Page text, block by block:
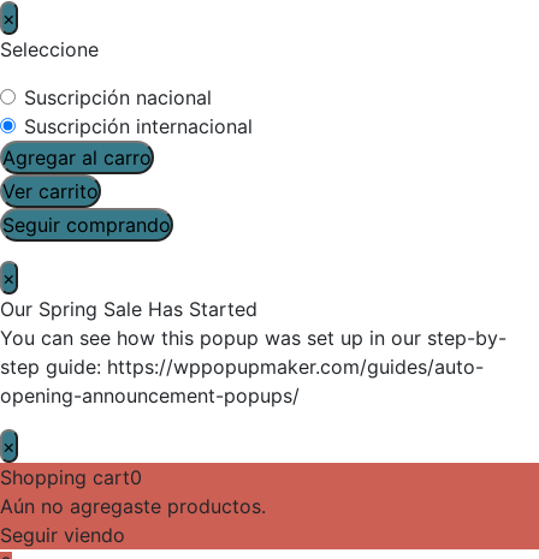
×
Seleccione
Suscripción nacional
Suscripción internacional
Agregar al carro
Ver carrito
Seguir comprando
×
Our Spring Sale Has Started
You can see how this popup was set up in our step-by-
step guide: https://wppopupmaker.com/guides/auto-
opening-announcement-popups/
×
Shopping cart0
Aún no agregaste productos.
Seguir viendo